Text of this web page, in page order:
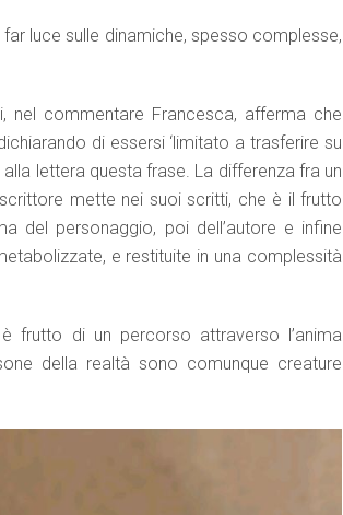
luce sulle dinamiche, spesso complesse,
nel commentare Francesca, afferma che
di essersi ‘limitato a trasferire su
lettera questa frase. La differenza fra un
mette nei suoi scritti, che è il frutto
del personaggio, poi dell’autore e infine
e restituite in una complessità
frutto di un percorso attraverso l’anima
della realtà sono comunque creature